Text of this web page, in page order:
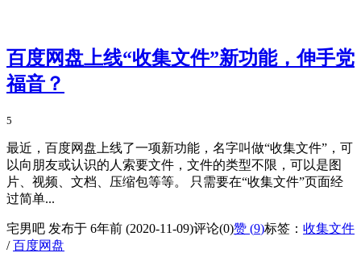
百度网盘上线“收集文件”新功能，伸手党
福音？
5
最近，百度网盘上线了一项新功能，名字叫做“收集文件”，可
以向朋友或认识的人索要文件，文件的类型不限，可以是图
片、视频、文档、压缩包等等。 只需要在“收集文件”页面经
过简单...
宅男吧 发布于 6年前 (2020-11-09)评论(0)赞 (9)标签： 收集文件
/百度网盘